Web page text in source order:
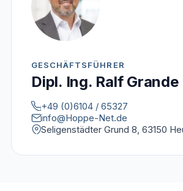
GESCHÄFTSFÜHRER
Dipl. Ing. Ralf Grande
+49 (0)6104 / 65327
info@Hoppe-Net.de
Seligenstädter Grund 8, 63150